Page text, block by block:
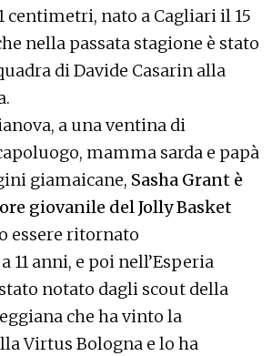
centimetri, nato a Cagliari il 15
nella passata stagione è stato
di Davide Casarin alla
a una ventina di
mamma sarda e papà
giamaicane, Sasha Grant è
giovanile del Jolly Basket
essere ritornato
11 anni, e poi nell’Esperia
notato dagli scout della
che ha vinto la
Virtus Bologna e lo ha